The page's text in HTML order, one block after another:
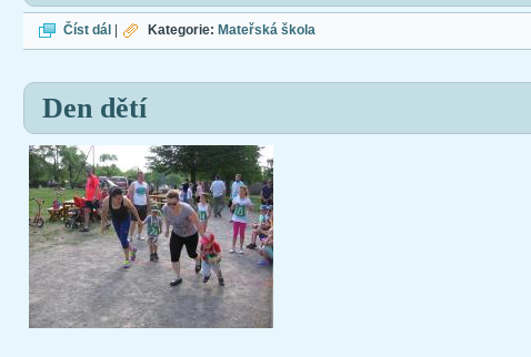
Číst dál Školní rok 2017-18
Kategorie: Mateřská škola
Den dětí